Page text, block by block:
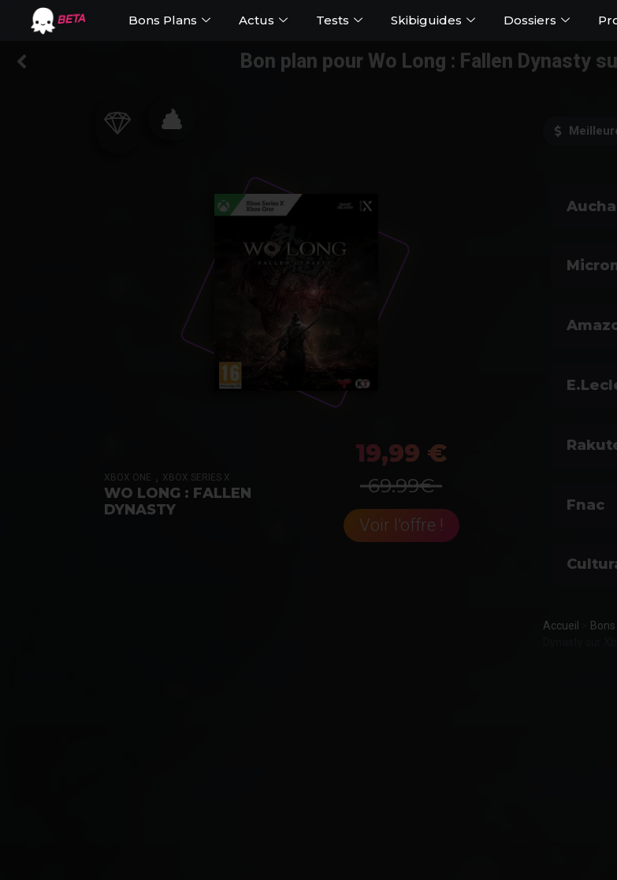
BETA Bons Plans Actus Tests Skibiguides Dossiers
Bon plan pour Wo Long : Fallen Dynasty
XBOX ONE XBOX SERIES X
WO LONG : FALLEN
DYNASTY
19,99 €
69.99€
Voir l'offre !
Fnac
Accueil